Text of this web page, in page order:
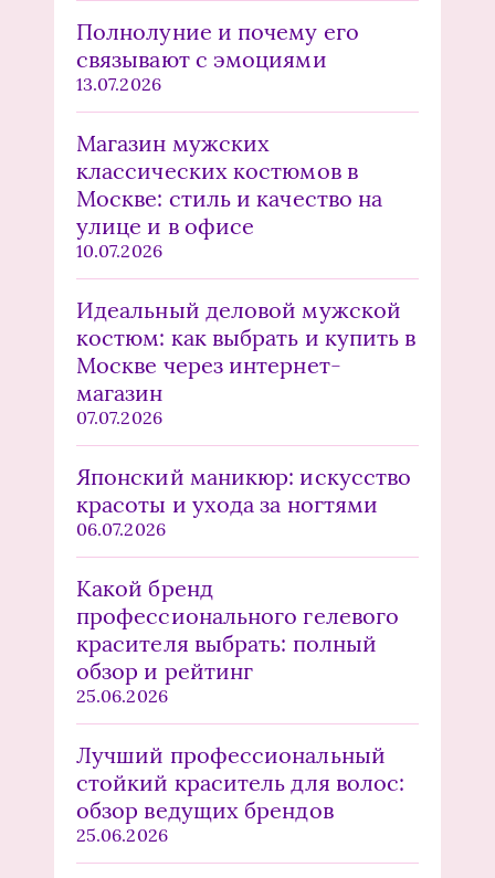
Полнолуние и почему его
связывают с эмоциями
13.07.2026
Магазин мужских
классических костюмов в
Москве: стиль и качество на
улице и в офисе
10.07.2026
Идеальный деловой мужской
костюм: как выбрать и купить в
Москве через интернет-
магазин
07.07.2026
Японский маникюр: искусство
красоты и ухода за ногтями
06.07.2026
Какой бренд
профессионального гелевого
красителя выбрать: полный
обзор и рейтинг
25.06.2026
Лучший профессиональный
стойкий краситель для волос:
обзор ведущих брендов
25.06.2026